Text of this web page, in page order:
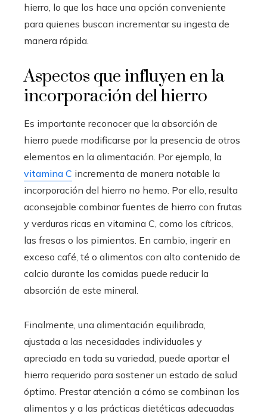
hierro, lo que los hace una opción conveniente
para quienes buscan incrementar su ingesta de
manera rápida.
Aspectos que influyen en la
incorporación del hierro
Es importante reconocer que la absorción de
hierro puede modificarse por la presencia de otros
elementos en la alimentación. Por ejemplo, la
vitamina C incrementa de manera notable la
incorporación del hierro no hemo. Por ello, resulta
aconsejable combinar fuentes de hierro con frutas
y verduras ricas en vitamina C, como los cítricos,
las fresas o los pimientos. En cambio, ingerir en
exceso café, té o alimentos con alto contenido de
calcio durante las comidas puede reducir la
absorción de este mineral.
Finalmente, una alimentación equilibrada,
ajustada a las necesidades individuales y
apreciada en toda su variedad, puede aportar el
hierro requerido para sostener un estado de salud
óptimo. Prestar atención a cómo se combinan los
alimentos y a las prácticas dietéticas adecuadas